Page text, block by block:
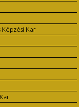
Képzési Kar